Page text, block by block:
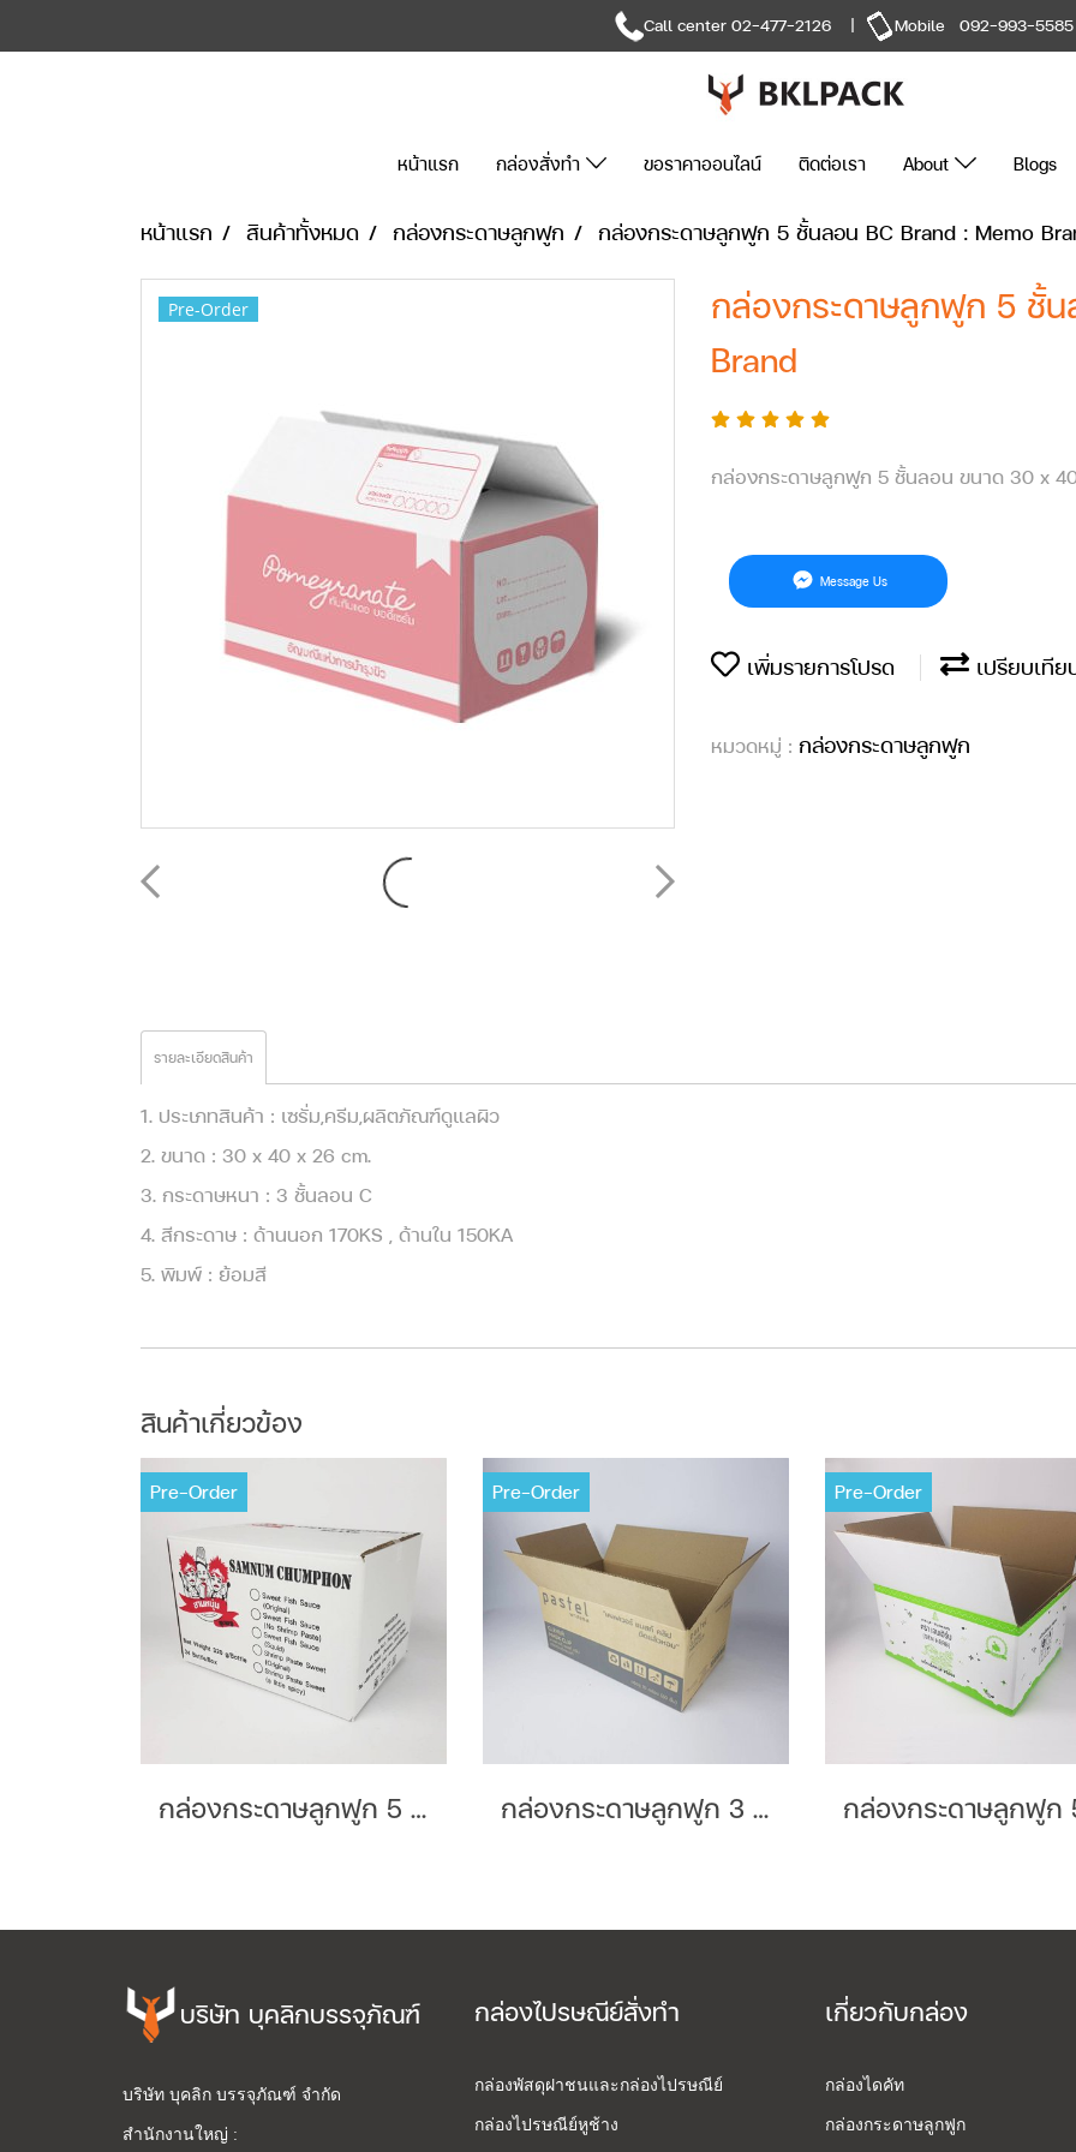
Call center 02-477-2126 | Mobile 092-993-5585
หน้าแรก กล่องสั่งทำ ขอราคาออนไลน์ ติดต่อเรา About Blogs
หน้าแรก สินค้าทั้งหมด กล่องกระดาษลูกฟูก กล่องกระดาษลูกฟูก 5 ชั้นลอน BC Brand : Memo
Pre-Order
กล่องกระดาษลูกฟูก 5 ชั้น
Brand
กล่องกระดาษลูกฟูก 5 ชั้นลอน ขนาด 30 x
Message Us
เพิ่มรายการโปรด เปรียบเทีย
หมวดหมู่ : กล่องกระดาษลูกฟูก
รายละเอียดสินค้า
1. ประเภทสินค้า : เซรั่ม,ครีม,ผลิตภัณฑ์ดูแลผิว
2. ขนาด : 30 x 40 x 26 cm.
3. กระดาษหนา : 3 ชั้นลอน C
4. สีกระดาษ : ด้านนอก 170KS , ด้านใน 150KA
5. พิมพ์ : ย้อมสี
สินค้าเกี่ยวข้อง
Pre-Order
กล่องกระดาษลูกฟูก 5 ชั้นลอน BC Brand : สามหนุ่มชุมพร
Pre-Order
กล่องกระดาษลูกฟูก 3 ชั้นลอน B Brand : Pastel
Pre-Order
บริษัท บุคลิกบรรจุภัณฑ์
บริษัท บุคลิก บรรจุภัณฑ์ จำกัด
สำนักงานใหญ่ :
กล่องไปรษณีย์สั่งทำ
กล่องพัสดุฝาชนและกล่องไปรษณีย์
กล่องไปรษณีย์หูช้าง
เกี่ยวกับกล่อง
กล่องไดคัท
กล่องกระดาษลูกฟูก